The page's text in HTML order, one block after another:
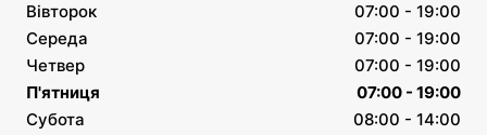
Вівторок
07:00 - 19:00
Середа
07:00 - 19:00
Четвер
07:00 - 19:00
П'ятниця
07:00 - 19:00
Субота
08:00 - 14:00